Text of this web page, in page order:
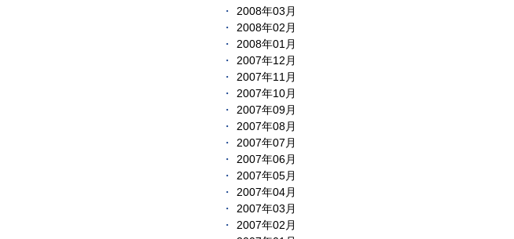
2008年03月
2008年02月
2008年01月
2007年12月
2007年11月
2007年10月
2007年09月
2007年08月
2007年07月
2007年06月
2007年05月
2007年04月
2007年03月
2007年02月